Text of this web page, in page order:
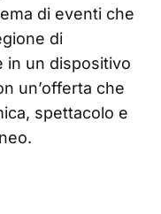
di eventi che
di
in un dispositivo
un’offerta che
spettacolo e